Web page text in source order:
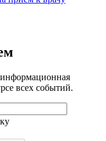
всех событий.